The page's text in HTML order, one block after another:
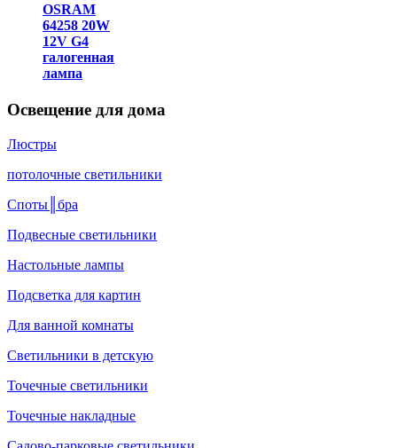
OSRAM
64258 20W
12V G4
галогенная
лампа
Освещение для дома
Люстры
потолочные светильники
Споты║бра
Подвесные светильники
Настольные лампы
Подсветка для картин
Для ванной комнаты
Светильники в детскую
Точечные светильники
Точечные накладные